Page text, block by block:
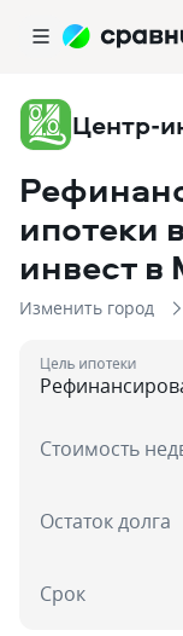
Центр-
ипотеки
инвест в
Изменить город
Цель ипотеки
Стоимость
Остаток долга
Срок